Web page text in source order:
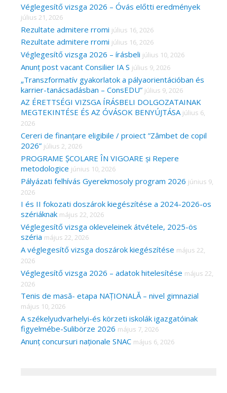
r
:
Véglegesítő vizsga 2026 – Óvás előtti eredmények
július 21, 2026
Rezultate admitere rromi július 16, 2026
Rezultate admitere rromi július 16, 2026
Véglegesítő vizsga 2026 – írásbeli július 10, 2026
Anunț post vacant Consilier IA S július 9, 2026
„Transzformatív gyakorlatok a pályaorientációban és
karrier-tanácsadásban – ConsEDU” július 9, 2026
AZ ÉRETTSÉGI VIZSGA ÍRÁSBELI DOLGOZATAINAK
MEGTEKINTÉSE ÉS AZ ÓVÁSOK BENYÚJTÁSA július 6,
2026
Cereri de finanțare eligibile / proiect ”Zâmbet de copil
2026” július 2, 2026
PROGRAME ȘCOLARE ÎN VIGOARE și Repere
metodologice június 10, 2026
Pályázati felhívás Gyerekmosoly program 2026 június 9,
2026
I és II fokozati doszárok kiegészítése a 2024-2026-os
szériáknak május 22, 2026
Véglegesítő vizsga okleveleinek átvétele, 2025-ös
széria május 22, 2026
A véglegesítő vizsga doszárok kiegészítése május 22,
2026
Véglegesítő vizsga 2026 – adatok hitelesítése május 22,
2026
Tenis de masă- etapa NAȚIONALĂ – nivel gimnazial
május 10, 2026
A székelyudvarhelyi-és körzeti iskolák igazgatóinak
figyelmébe-Sulibörze 2026 május 7, 2026
Anunț concursuri naționale SNAC május 6, 2026